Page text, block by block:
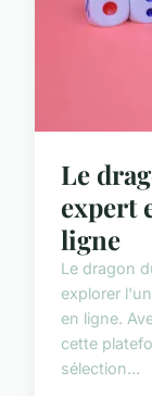
Le
expert
ligne
Le dragon
explorer
en ligne.
cette
sélection...